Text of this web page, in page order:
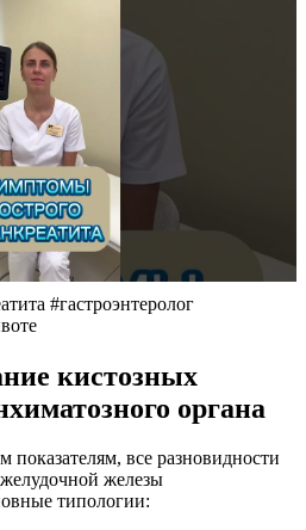
#гастроэнтеролог
кистозных
органа
показателям, все разновидности
железы
типологии: